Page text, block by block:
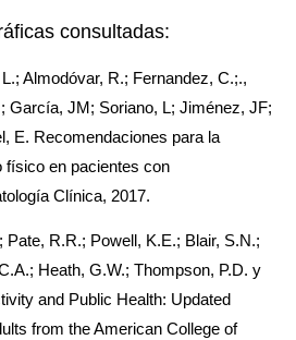
consultadas:
Almodóvar, R.; Fernandez, C.;.,
García, JM; Soriano, L; Jiménez, JF;
E. Recomendaciones para la
físico en pacientes con
Clínica, 2017.
Pate, R.R.; Powell, K.E.; Blair, S.N.;
Heath, G.W.; Thompson, P.D. y
and Public Health: Updated
from the American College of